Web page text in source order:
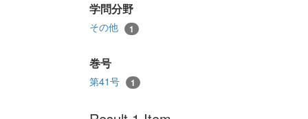
学問分野
その他 1
巻号
第41号 1